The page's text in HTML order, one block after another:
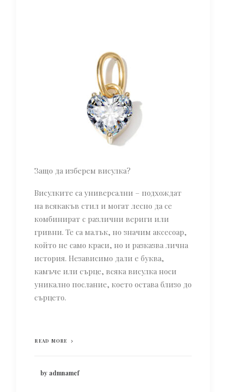
Защо да изберем висулка?
Висулките са универсални – подхождат
на всякакъв стил и могат лесно да се
комбинират с различни вериги или
гривни. Те са малък, но значим аксесоар,
който не само краси, но и разказва лична
история. Независимо дали е буква,
камъче или сърце, всяка висулка носи
уникално послание, което остава близо до
сърцето.
READ MORE
by admnamef